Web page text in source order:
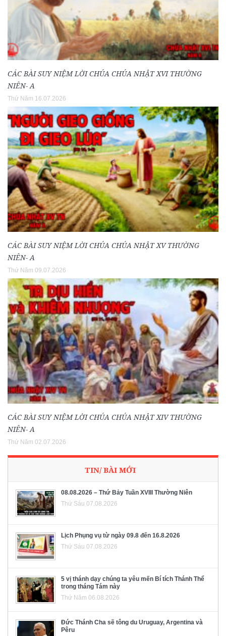
CÁC BÀI SUY NIỆM LỜI CHÚA CHÚA NHẬT XVI THƯỜNG
NIÊN- A
Thứ Năm 16.07.2026
CÁC BÀI SUY NIỆM LỜI CHÚA CHÚA NHẬT XV THƯỜNG
NIÊN- A
Thứ Năm 09.07.2026
CÁC BÀI SUY NIỆM LỜI CHÚA CHÚA NHẬT XIV THƯỜNG
NIÊN- A
Thứ Năm 02.07.2026
TIN/ BÀI MỚI
08.08.2026 – Thứ Bảy Tuần XVIII Thường Niên
Thứ Sáu 07.08.2026
Lịch Phụng vụ từ ngày 09.8 đến 16.8.2026
Thứ Sáu 07.08.2026
5 vị thánh dạy chúng ta yêu mến Bí tích Thánh Thể
trong tháng Tám này
Thứ Năm 06.08.2026
Đức Thánh Cha sẽ tông du Uruguay, Argentina và
Pêru